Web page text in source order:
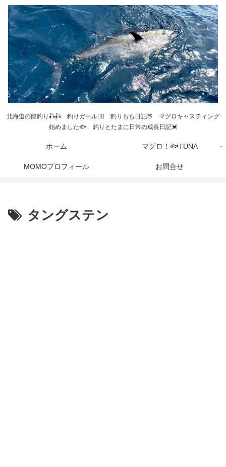
北海道の船釣り🎣🎣 釣りガール💁‍♀️ 釣りもも日記🍑 マグロキャスティング
始めました🐟 釣りとたまに日常の成長日記💓
ホーム マグロ！🐟TUNA
MOMOプロフィール お問合せ
タングステン